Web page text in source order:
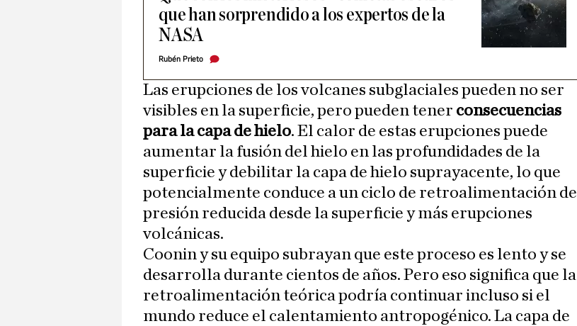
que han sorprendido a los expertos de la
NASA
Rubén Prieto
Las erupciones de los volcanes subglaciales pueden no ser
visibles en la superficie, pero pueden tener consecuencias
para la capa de hielo. El calor de estas erupciones puede
aumentar la fusión del hielo en las profundidades de la
superficie y debilitar la capa de hielo suprayacente, lo que
potencialmente conduce a un ciclo de retroalimentación de
presión reducida desde la superficie y más erupciones
volcánicas.
Coonin y su equipo subrayan que este proceso es lento y se
desarrolla durante cientos de años. Pero eso significa que la
retroalimentación teórica podría continuar incluso si el
mundo reduce el calentamiento antropogénico. La capa de